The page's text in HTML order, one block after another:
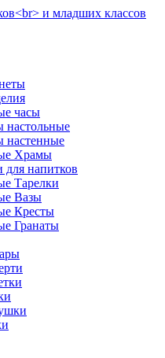
и младших классов
часы
настольные
настенные
Храмы
для напитков
Тарелки
Вазы
Кресты
Гранаты